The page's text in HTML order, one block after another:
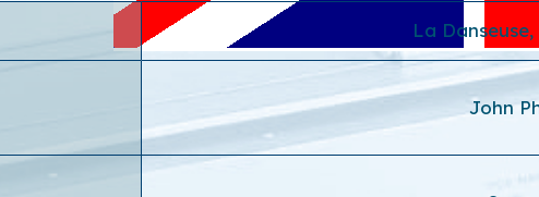
La
John